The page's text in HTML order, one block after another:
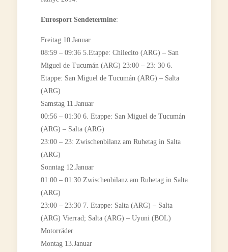
Eurosport Sendetermine:
Freitag 10.Januar
08:59 – 09:36 5.Etappe: Chilecito (ARG) – San
Miguel de Tucumán (ARG) 23:00 – 23: 30 6.
Etappe: San Miguel de Tucumán (ARG) – Salta
(ARG)
Samstag 11.Januar
00:56 – 01:30 6. Etappe: San Miguel de Tucumán
(ARG) – Salta (ARG)
23:00 – 23: Zwischenbilanz am Ruhetag in Salta
(ARG)
Sonntag 12.Januar
01:00 – 01:30 Zwischenbilanz am Ruhetag in Salta
(ARG)
23:00 – 23:30 7. Etappe: Salta (ARG) – Salta
(ARG) Vierrad; Salta (ARG) – Uyuni (BOL)
Motorräder
Montag 13.Januar